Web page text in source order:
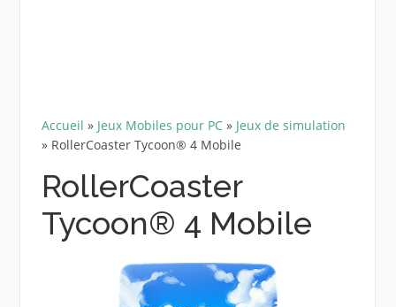
Accueil » Jeux Mobiles pour PC» Jeux de simulation
» RollerCoaster Tycoon® 4 Mobile
RollerCoaster
Tycoon® 4 Mobile